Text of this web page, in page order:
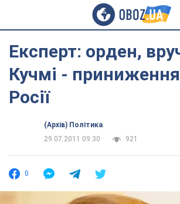
Експерт: орден,
Кучмі -
Росії
(Архів) Політика
29.07.2011 09:30
921
0